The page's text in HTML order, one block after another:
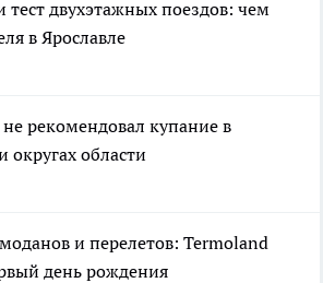
тест двухэтажных поездов: чем
в Ярославле
рекомендовал купание в
округах области
и перелетов: Termoland
день рождения